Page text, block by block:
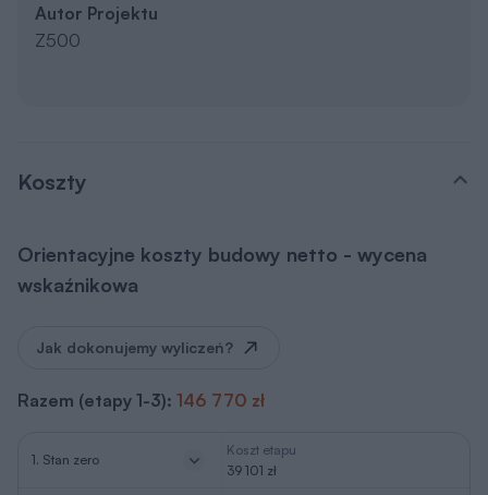
Autor Projektu
Z500
Koszty
Orientacyjne koszty budowy netto - wycena
wskaźnikowa
Jak dokonujemy wyliczeń?
Razem (etapy 1-3): 146 770 zł
1. Stan zero
Koszt etapu
39 101 zł